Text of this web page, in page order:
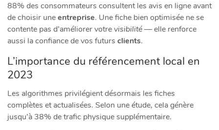
88% des consommateurs consultent les avis en ligne avant
de choisir uneentreprise. Une fiche bien optimisée ne se
contente pas d’améliorer votrevisibilité— elle renforce
aussi la confiance de vos futurs clients.
L’importance du référencement local en
2023
Les algorithmes privilégient désormais les fiches
complètes et actualisées. Selon une étude, cela génère
jusqu’à 38% de trafic physique supplémentaire.